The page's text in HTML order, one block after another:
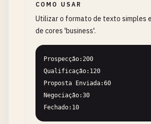
COMO USAR
Utilizar o formato de texto simples
de cores 'business'.
Prospecção:200
Qualificação:120
Proposta Enviada:60
Negociação:30
Fechado:10